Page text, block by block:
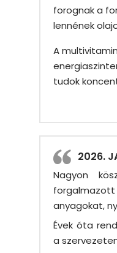
forognak a
lennének
A
tudok
2026.
Nagyon
anyagokat,
Évek óta
a